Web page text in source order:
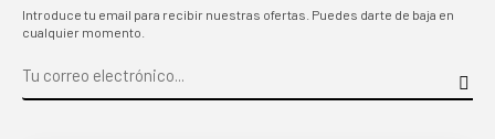
Introduce tu email para recibir nuestras ofertas. Puedes darte de baja en
cualquier momento.